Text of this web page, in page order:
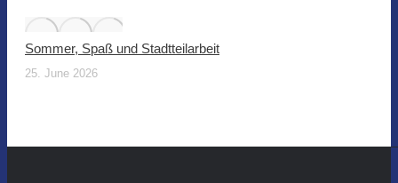
Sommer, Spaß und Stadtteilarbeit
25. June 2026